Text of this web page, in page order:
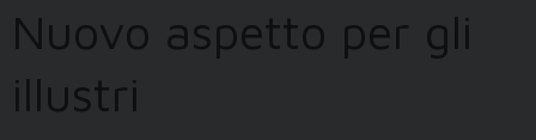
Nuovo aspetto per gli
illustri